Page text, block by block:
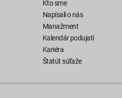
Kto sme
Napísali o nás
Manažment
Kalendár podujatí
Kariéra
Štatút súťaže